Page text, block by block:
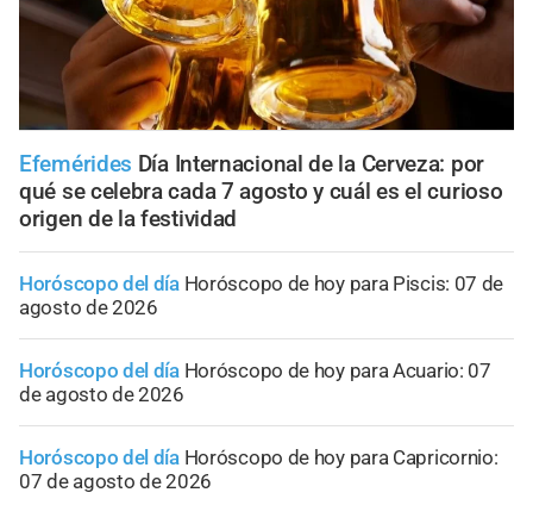
Efemérides Día Internacional de la Cerveza: por
qué se celebra cada 7 agosto y cuál es el curioso
origen de la festividad
Horóscopo del día Horóscopo de hoy para Piscis: 07 de
agosto de 2026
Horóscopo del día Horóscopo de hoy para Acuario: 07
de agosto de 2026
Horóscopo del día Horóscopo de hoy para Capricornio:
07 de agosto de 2026